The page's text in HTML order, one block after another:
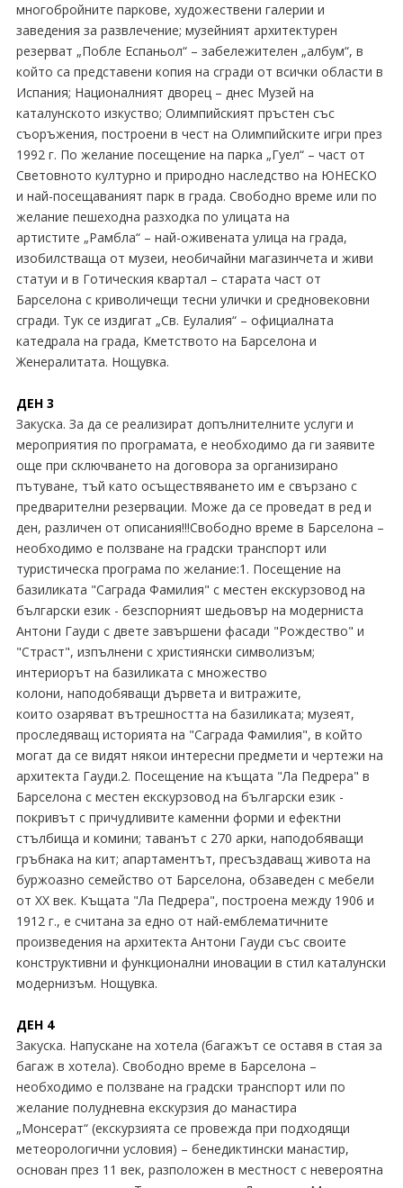
многобройните паркове, художествени галерии и
заведения за развлечение; музейният архитектурен
резерват „Побле Еспаньол“ – забележителен „албум“, в
който са представени копия на сгради от всички области в
Испания; Националният дворец – днес Музей на
каталунското изкуство; Олимпийският пръстен със
съоръжения, построени в чест на Олимпийските игри през
1992 г. По желание посещение на парка „Гуел“ – част от
Световното културно и природно наследство на ЮНЕСКО
и най-посещаваният парк в града. Свободно време или по
желание пешеходна разходка по улицата на
артистите „Рамбла“ – най-оживената улица на града,
изобилстваща от музеи, необичайни магазинчета и живи
статуи и в Готическия квартал – старата част от
Барселона с криволичещи тесни улички и средновековни
сгради. Тук се издигат „Св. Еулалия“ – официалната
катедрала на града, Кметството на Барселона и
Женералитата. Нощувка.
ДЕН 3
Закуска. За да се реализират допълнителните услуги и
мероприятия по програмата, е необходимо да ги заявите
още при сключването на договора за организирано
пътуване, тъй като осъществяването им е свързано с
предварителни резервации. Може да се проведат в ред и
ден, различен от описания!!!Свободно време в Барселона –
необходимо е ползване на градски транспорт или
туристическа програма по желание:1. Посещение на
базиликата "Саграда Фамилия" с местен екскурзовод на
български език - безспорният шедьовър на модерниста
Антони Гауди с двете завършени фасади "Рождество" и
"Страст", изпълнени с християнски символизъм;
интериорът на базиликата с множество
колони, наподобяващи дървета и витражите,
които озаряват вътрешността на базиликата; музеят,
проследяващ историята на "Саграда Фамилия", в който
могат да се видят някои интересни предмети и чертежи на
архитекта Гауди.2. Посещение на къщата "Ла Педрера" в
Барселона с местен екскурзовод на български език -
покривът с причудливите каменни форми и ефектни
стълбища и комини; таванът с 270 арки, наподобяващи
гръбнака на кит; апартаментът, пресъздаващ живота на
буржоазно семейство от Барселона, обзаведен с мебели
от XX век. Къщата "Ла Педрера", построена между 1906 и
1912 г., е считана за едно от най-емблематичните
произведения на архитекта Антони Гауди със своите
конструктивни и функционални иновации в стил каталунски
модернизъм. Нощувка.
ДЕН 4
Закуска. Напускане на хотела (багажът се оставя в стая за
багаж в хотела). Свободно време в Барселона –
необходимо е ползване на градски транспорт или по
желание полудневна екскурзия до манастира
„Монсерат“ (екскурзията се провежда при подходящи
метеорологични условия) – бенедиктински манастир,
основан през 11 век, разположен в местност с невероятна